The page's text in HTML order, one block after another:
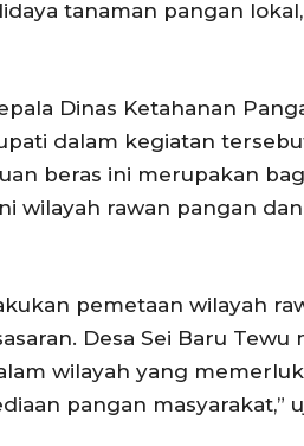
tanaman pangan
Dinas Ketahanan
dalam kegiatan
beras ini merupakan
wilayah rawan pangan
pemetaan wilayah
Desa Sei Baru
wilayah yang
pangan masyarakat,”